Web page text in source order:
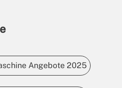
Angebote 2025